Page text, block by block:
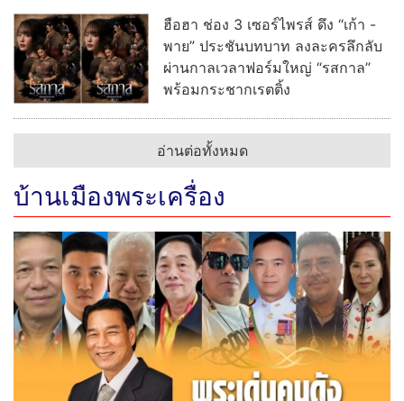
ฮือฮา ช่อง 3 เซอร์ไพรส์ ดึง “เก้า -
พาย” ประชันบทบาท ลงละครลึกลับ
ผ่านกาลเวลาฟอร์มใหญ่ “รสกาล”
พร้อมกระชากเรตติ้ง
อ่านต่อทั้งหมด
บ้านเมืองพระเครื่อง